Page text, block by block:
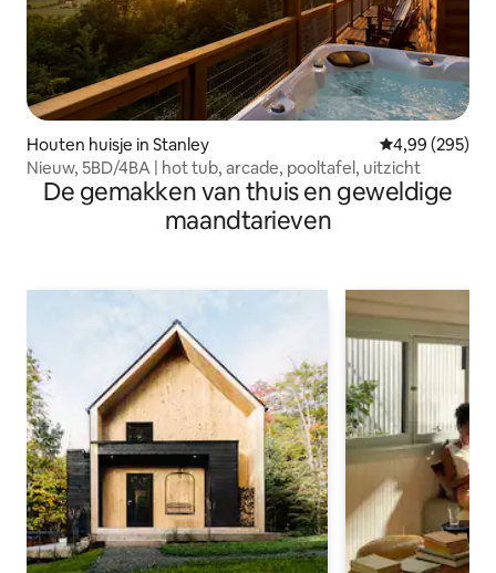
Houten huisje in Stanley Gemiddelde
4,99 (295)
Nieuw, 5BD/4BA | hot tub, arcade, pooltafel, uitzicht
De gemakken van thuis en geweldige
maandtarieven